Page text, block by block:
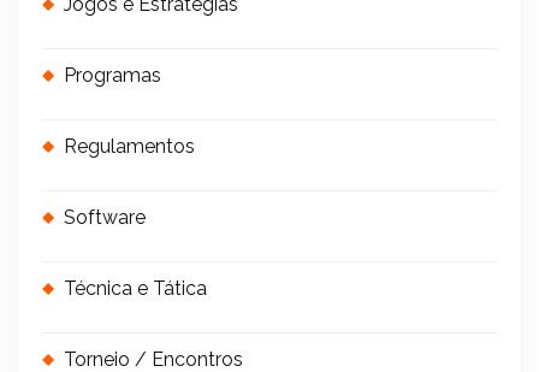
Programas
Regulamentos
Software
Técnica e Tática
Torneio / Encontros